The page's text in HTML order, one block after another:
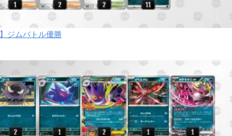
ジムバトル優勝